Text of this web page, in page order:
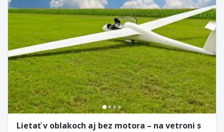
Lietať v oblakoch aj bez motora – na vetroni s